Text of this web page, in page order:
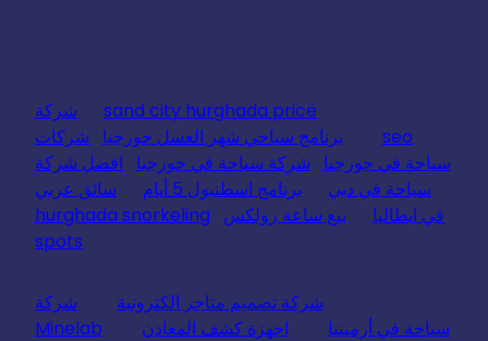
sand city hurghada price
شركة
seo
برنامج سياحي شهر العسل جورجيا
شركات
سياحة في جورجيا
شركة سياحة في جورجيا
افضل شركة
سياحة في دبي
برنامج اسطنبول 5 أيام
سائق عربي
في ايطاليا
بيع ساعة رولكس
hurghada snorkeling
spots
شركة تصميم متاجر الكترونية
شركة
سياحة في أرمينيا
اجهزة كشف المعادن Minelab